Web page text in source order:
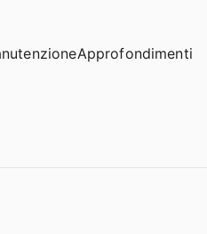
Approfondimenti